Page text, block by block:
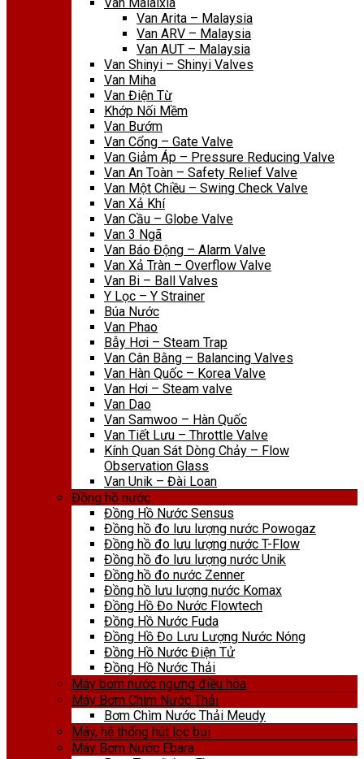
Van Arita – Malaysia
Van ARV – Malaysia
Van AUT – Malaysia
Van Shinyi – Shinyi Valves
Van Miha
Van Điện Từ
Khớp Nối Mềm
Van Bướm
Van Cổng – Gate Valve
Van Giảm Áp – Pressure Reducing Valve
Van An Toàn – Safety Relief Valve
Van Một Chiều – Swing Check Valve
Van Xả Khí
Van Cầu – Globe Valve
Van 3 Ngã
Van Báo Động – Alarm Valve
Van Xả Tràn – Overflow Valve
Van Bi – Ball Valves
Y Lọc – Y Strainer
Búa Nước
Van Phao
Bẫy Hơi – Steam Trap
Van Cân Bằng – Balancing Valves
Van Hàn Quốc – Korea Valve
Van Hơi – Steam valve
Van Dao
Van Samwoo – Hàn Quốc
Van Tiết Lưu – Throttle Valve
Kính Quan Sát Dòng Chảy – Flow
Observation Glass
Van Unik – Đài Loan
Đồng hồ nước
Đồng Hồ Nước Sensus
Đồng hồ đo lưu lượng nước Powogaz
Đồng hồ đo lưu lượng nước T-Flow
Đồng hồ đo lưu lượng nước Unik
Đồng hồ đo nước Zenner
Đồng hồ lưu lượng nước Komax
Đồng Hồ Đo Nước Flowtech
Đồng Hồ Nước Fuda
Đồng Hồ Đo Lưu Lượng Nước Nóng
Đồng Hồ Nước Điện Tử
Đồng Hồ Nước Thải
Máy bơm nước ngưng điều hòa
Máy Bơm Chìm Nước Thải
Bơm Chìm Nước Thải Meudy
Máy, hệ thống hút lọc bụi
Máy Bơm Nước Ebara